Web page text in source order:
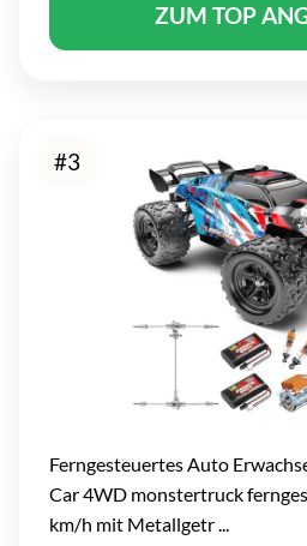
ZUM TOP
#3
Ferngesteuertes Auto
Car 4WD monstertruck
km/h mit Metallgetr ...